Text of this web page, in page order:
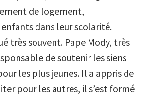
de logement,
dans leur scolarité.
très souvent. Pape Mody, très
de soutenir les siens
les plus jeunes. Il a appris de
pour les autres, il s’est formé